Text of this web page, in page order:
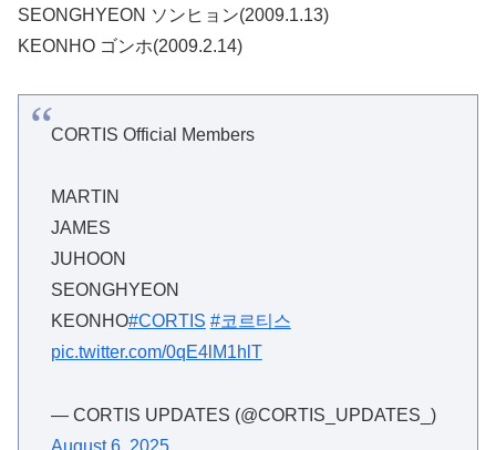
SEONGHYEON ソンヒョン(2009.1.13)
KEONHO ゴンホ(2009.2.14)
CORTIS Official Members
MARTIN
JAMES
JUHOON
SEONGHYEON
KEONHO#CORTIS #코르티스
pic.twitter.com/0qE4lM1hlT
— CORTIS UPDATES (@CORTIS_UPDATES_)